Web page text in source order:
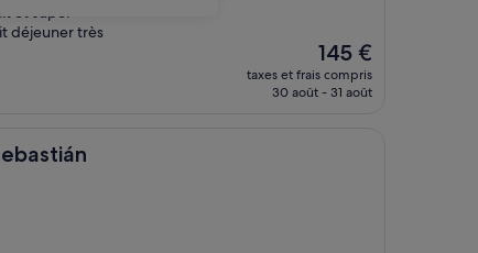
et super
déjeuner très
Le
nouveau
prix
145 €
taxes et frais compris
30 août - 31 août